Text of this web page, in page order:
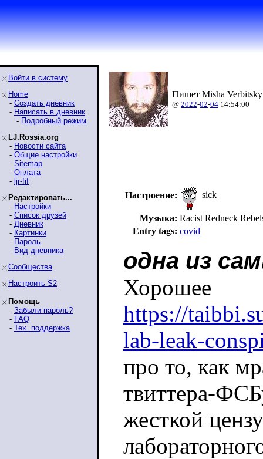
Войти в систему
Home
- Создать дневник
- Написать в дневник
- Подробный режим
LJ.Rossia.org
- Новости сайта
- Общие настройки
- Sitemap
- Оплата
- ljr-fif
Редактировать...
- Настройки
- Список друзей
- Дневник
- Картинки
- Пароль
- Вид дневника
Сообщества
Настроить S2
Помощь
- Забыли пароль?
- FAQ
- Тех. поддержка
Пишет Misha
@ 2022-02-04 14:54:00
Настроение: sick
Музыка: Racist Redneck
Entry tags: covid
одна из
Хорошее
https://
lab-leak-
про то, как
твиттера-
жесткой